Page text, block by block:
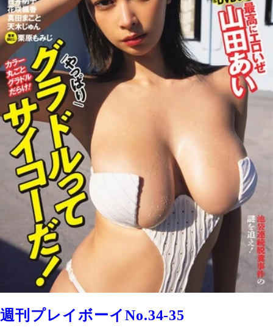
週刊プレイボーイNo.34-35